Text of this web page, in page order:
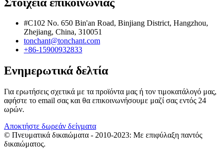
#C102 No. 650 Bin'an Road, Binjiang District, Hangzhou,
Zhejiang, China, 310051
tonchant@tonchant.com
+86-15900932833
Ενημερωτικά δελτία
Για ερωτήσεις σχετικά με τα προϊόντα μας ή τον τιμοκατάλογό μας,
αφήστε το email σας και θα επικοινωνήσουμε μαζί σας εντός 24
ωρών.
Αποκτήστε δωρεάν δείγματα
© Πνευματικά δικαιώματα - 2010-2023: Με επιφύλαξη παντός
δικαιώματος.